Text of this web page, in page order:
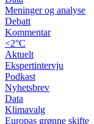
Meninger og analyse
Debatt
Kommentar
<2°C
Aktuelt
Ekspertintervju
Podkast
Nyhetsbrev
Data
Klimavalg
Europas grønne skifte